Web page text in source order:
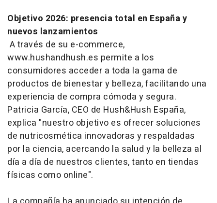
Objetivo 2026: presencia total en España y
nuevos lanzamientos
A través de su e-commerce,
www.hushandhush.es permite a los
consumidores acceder a toda la gama de
productos de bienestar y belleza, facilitando una
experiencia de compra cómoda y segura.
Patricia García, CEO de Hush&Hush España,
explica "nuestro objetivo es ofrecer soluciones
de nutricosmética innovadoras y respaldadas
por la ciencia, acercando la salud y la belleza al
día a día de nuestros clientes, tanto en tiendas
físicas como online".